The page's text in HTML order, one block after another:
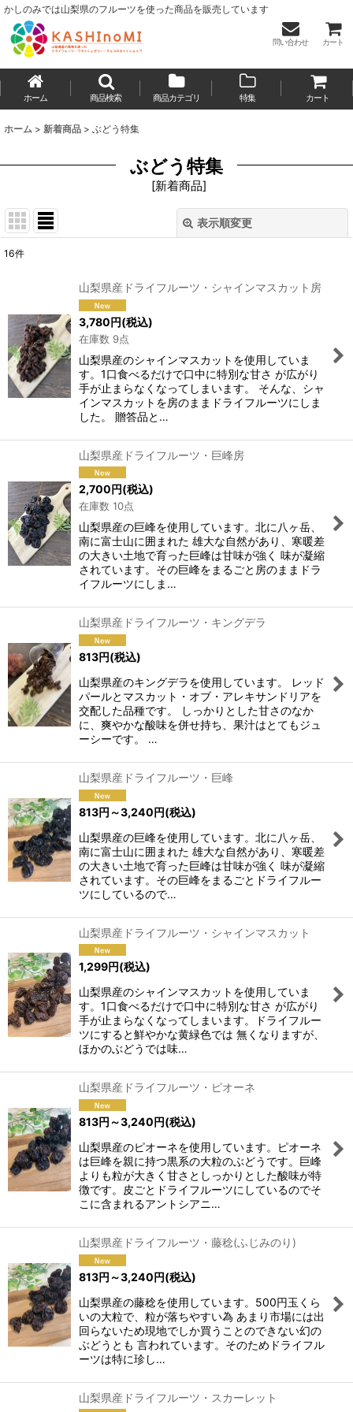
かしのみでは山梨県のフルーツを使った商品を販売しています
問い合わせ カート
ホーム 商品検索 商品カテゴリ 特集 カート
ホーム > 新着商品 > ぶどう特集
ぶどう特集
[新着商品]
表示順変更
並び順:
絞り込む
16件
山梨県産ドライフルーツ・シャインマスカット房
3,780円(税込)
在庫数 9点
山梨県産のシャインマスカットを使用していま
す。1口食べるだけで口中に特別な甘さ が広がり
手が止まらなくなってしまいます。 そんな、シャ
インマスカットを房のままドライフルーツにしま
した。 贈答品と…
山梨県産ドライフルーツ・巨峰房
2,700円(税込)
在庫数 10点
山梨県産の巨峰を使用しています。北に八ヶ岳、
南に富士山に囲まれた 雄大な自然があり、寒暖差
の大きい土地で育った巨峰は甘味が強く 味が凝縮
されています。その巨峰をまるごと房のままドラ
イフルーツにしま…
山梨県産ドライフルーツ・キングデラ
813円(税込)
山梨県産のキングデラを使用しています。 レッド
パールとマスカット・オブ・アレキサンドリアを
交配した品種です。 しっかりとした甘さのなか
に、爽やかな酸味を併せ持ち、果汁はとてもジュ
ーシーです。 …
山梨県産ドライフルーツ・巨峰
813円 ～3,240円(税込)
山梨県産の巨峰を使用しています。北に八ヶ岳、
南に富士山に囲まれた 雄大な自然があり、寒暖差
の大きい土地で育った巨峰は甘味が強く 味が凝縮
されています。その巨峰をまるごとドライフルー
ツにしているので…
山梨県産ドライフルーツ・シャインマスカット
1,299円(税込)
山梨県産のシャインマスカットを使用していま
す。1口食べるだけで口中に特別な甘さ が広がり
手が止まらなくなってしまいます。ドライフルー
ツにすると鮮やかな黄緑色では 無くなりますが、
ほかのぶどうでは味…
山梨県産ドライフルーツ・ピオーネ
813円 ～3,240円(税込)
山梨県産のピオーネを使用しています。ピオーネ
は巨峰を親に持つ黒系の大粒のぶどうです。巨峰
よりも粒が大きく甘さとしっかりとした酸味が特
徴です。皮ごとドライフルーツにしているのでそ
こに含まれるアントシアニ…
山梨県産ドライフルーツ・藤稔(ふじみのり)
813円 ～3,240円(税込)
山梨県産の藤稔を使用しています。500円玉くら
いの大粒で、粒が落ちやすい為 あまり市場には出
回らないため現地でしか買うことのできない幻の
ぶどうとも 言われています。そのためドライフル
ーツは特に珍し…
山梨県産ドライフルーツ・スカーレット